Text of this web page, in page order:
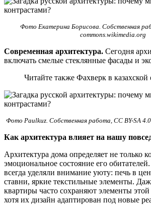
Фото Екатерина Борисова. Собственная
commons.wikimedia.org
Современная архитектура. Сегодня
включать смелые стеклянные фасады и
Читайте также Фахверк в казахской
Фото Paulkuz. Собственная работа, CC BY-SA
Как архитектура влияет на нашу
Архитектура дома определяет не только
эмоциональное состояние его
всегда уделяли внимание уюту: печь в
ставни, яркие текстильные элементы.
квартиры часто сохраняют элементы
хотя их дизайн адаптирован под новые